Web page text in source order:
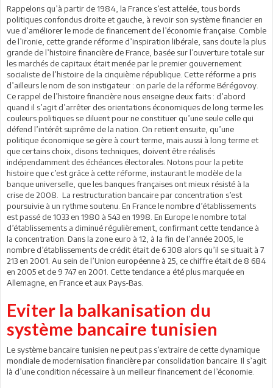
Rappelons qu’à partir de 1984, la France s’est attelée, tous bords
politiques confondus droite et gauche, à revoir son système financier en
vue d’améliorer le mode de financement de l’économie française. Comble
de l’ironie, cette grande réforme d’inspiration libérale, sans doute la plus
grande de l’histoire financière de France, basée sur l’ouverture totale sur
les marchés de capitaux était menée par le premier gouvernement
socialiste de l’histoire de la cinquième république. Cette réforme a pris
d’ailleurs le nom de son instigateur : on parle de la réforme Bérégovoy.
Ce rappel de l’histoire financière nous enseigne deux faits : d’abord
quand il s’agit d’arrêter des orientations économiques de long terme les
couleurs politiques se diluent pour ne constituer qu’une seule celle qui
défend l’intérêt suprême de la nation. On retient ensuite, qu’une
politique économique se gère à court terme, mais aussi à long terme et
que certains choix, disons techniques, doivent être réalisés
indépendamment des échéances électorales. Notons pour la petite
histoire que c’est grâce à cette réforme, instaurant le modèle de la
banque universelle, que les banques françaises ont mieux résisté à la
crise de 2008. La restructuration bancaire par concentration s’est
poursuivie à un rythme soutenu. En France le nombre d’établissements
est passé de 1033 en 1980 à 543 en 1998. En Europe le nombre total
d’établissements a diminué régulièrement, confirmant cette tendance à
la concentration. Dans la zone euro à 12, à la fin de l’année 2005, le
nombre d’établissements de crédit était de 6 308 alors qu’il se situait à 7
213 en 2001. Au sein de l’Union européenne à 25, ce chiffre était de 8 684
en 2005 et de 9 747 en 2001. Cette tendance a été plus marquée en
Allemagne, en France et aux Pays-Bas.
Eviter la balkanisation du
système bancaire tunisien
Le système bancaire tunisien ne peut pas s’extraire de cette dynamique
mondiale de modernisation financière par consolidation bancaire. Il s’agit
là d’une condition nécessaire à un meilleur financement de l’économie.